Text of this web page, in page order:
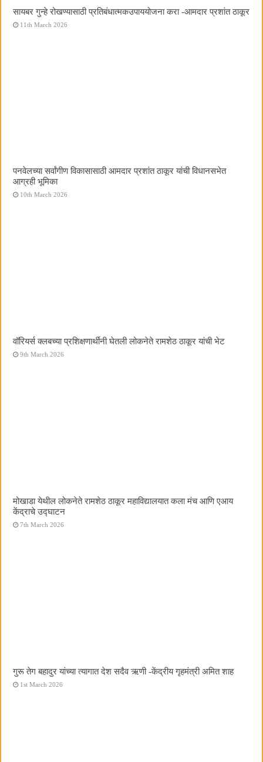
सायबर गुन्हे रोखण्यासाठी प्रतिबंधात्मकउपाययोजना करा -आमदार प्रशांत ठाकूर
11th March 2026
पनवेलच्या सर्वांगीण विकासासाठी आमदार प्रशांत ठाकूर यांची विधानसभेत
आग्रही भूमिका
10th March 2026
वॉरियर्स क्लबच्या प्रशिक्षणार्थींनी घेतली लोकनेते रामशेठ ठाकूर यांची भेट
9th March 2026
मोखाडा येथील लोकनेते रामशेठ ठाकूर महाविद्यालयात कला मंच आणि एआय
केंद्राचे उद्घाटन
7th March 2026
गुरू तेग बहादुर यांच्या त्यागात देश सदैव ऋणी -केंद्रीय गृहमंत्री अमित शाह
1st March 2026